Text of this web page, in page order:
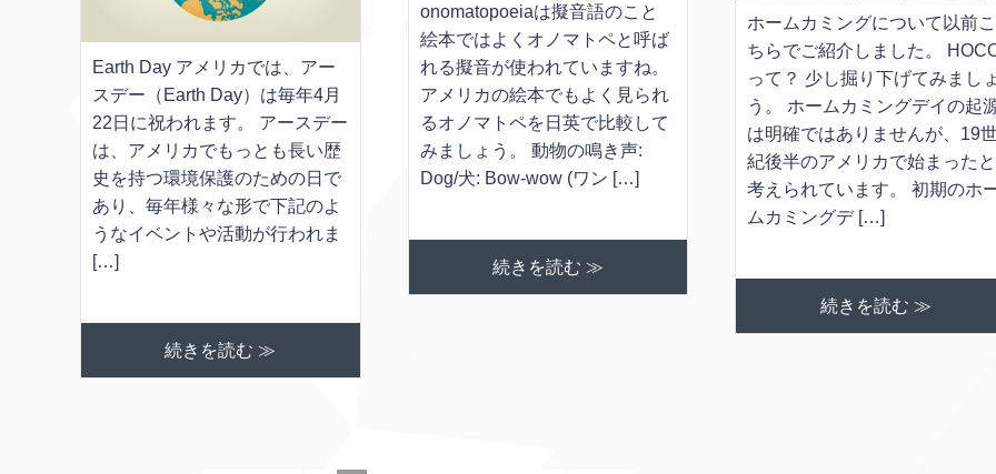
Earth Day アメリカでは、アー
スデー（Earth Day）は毎年4月
22日に祝われます。 アースデー
は、アメリカでもっとも長い歴
史を持つ環境保護のための日で
あり、毎年様々な形で下記のよ
うなイベントや活動が行われま
[…]
続きを読む ≫
onomatopoeiaは擬音語のこと
絵本ではよくオノマトペと呼ば
れる擬音が使われていますね。
アメリカの絵本でもよく見られ
るオノマトペを日英で比較して
みましょう。 動物の鳴き声:
Dog/犬: Bow-wow (ワン […]
続きを読む ≫
ホームカミングについて以前こ
ちらでご紹介しました。
って？ 少し掘り下げてみましょ
う。 ホームカミングデイの起
は明確ではありませんが、19
紀後半のアメリカで始まったと
考えられています。 初期のホ
ムカミングデ […]
続きを読む ≫